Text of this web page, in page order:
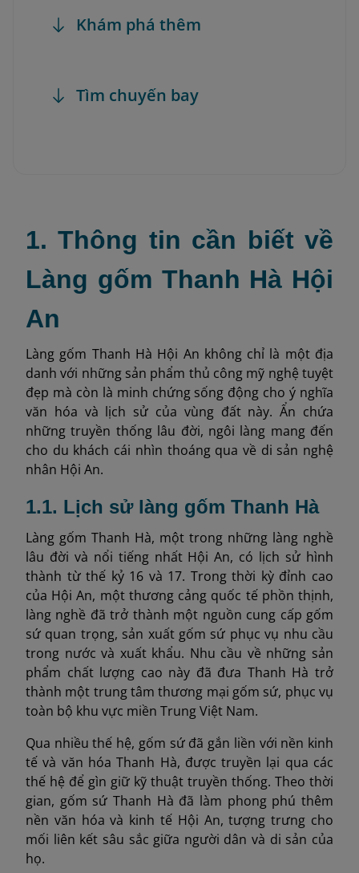
Khám phá thêm
Tìm chuyến bay
1. Thông tin cần biết về
Làng gốm Thanh Hà Hội
An
Làng gốm Thanh Hà Hội An không chỉ là một địa
danh với những sản phẩm thủ công mỹ nghệ tuyệt
đẹp mà còn là minh chứng sống động cho ý nghĩa
văn hóa và lịch sử của vùng đất này. Ẩn chứa
những truyền thống lâu đời, ngôi làng mang đến
cho du khách cái nhìn thoáng qua về di sản nghệ
nhân Hội An.
1.1. Lịch sử làng gốm Thanh Hà
Làng gốm Thanh Hà, một trong những làng nghề
lâu đời và nổi tiếng nhất Hội An, có lịch sử hình
thành từ thế kỷ 16 và 17. Trong thời kỳ đỉnh cao
của Hội An, một thương cảng quốc tế phồn thịnh,
làng nghề đã trở thành một nguồn cung cấp gốm
sứ quan trọng, sản xuất gốm sứ phục vụ nhu cầu
trong nước và xuất khẩu. Nhu cầu về những sản
phẩm chất lượng cao này đã đưa Thanh Hà trở
thành một trung tâm thương mại gốm sứ, phục vụ
toàn bộ khu vực miền Trung Việt Nam.
Qua nhiều thế hệ, gốm sứ đã gắn liền với nền kinh
tế và văn hóa Thanh Hà, được truyền lại qua các
thế hệ để gìn giữ kỹ thuật truyền thống. Theo thời
gian, gốm sứ Thanh Hà đã làm phong phú thêm
nền văn hóa và kinh tế Hội An, tượng trưng cho
mối liên kết sâu sắc giữa người dân và di sản của
họ.